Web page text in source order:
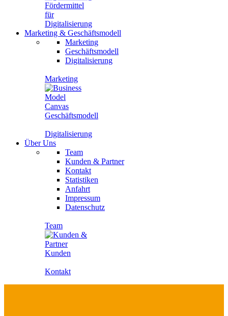
Fördermittel
für
Digitalisierung
Marketing & Geschäftsmodell
Marketing
Geschäftsmodell
Digitalisierung
Marketing
Geschäftsmodell
Digitalisierung
Über Uns
Team
Kunden & Partner
Kontakt
Statistiken
Anfahrt
Impressum
Datenschutz
Team
Kunden
Kontakt